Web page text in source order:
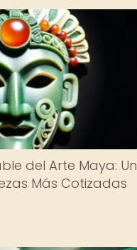
del Arte Maya: Un
Más Cotizadas